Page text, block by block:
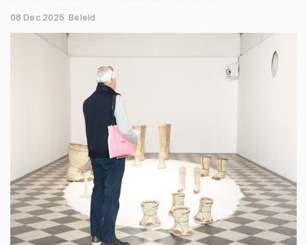
08 Dec 2025 Beleid